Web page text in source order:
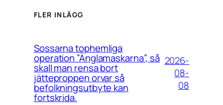
FLER INLÄGG
Sossarna tophemliga
operation ”Änglamaskarna”, så
skall man rensa bort
jätteproppen orvar så
befolkningsutbyte kan
fortskrida.
2026-
08-
08